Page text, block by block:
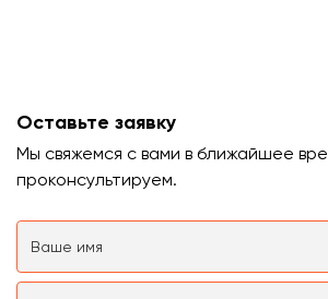
Оставьте заявку
Мы свяжемся с вами в ближайшее
проконсультируем.